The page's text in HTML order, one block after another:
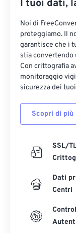
I tuoi dati,
Noi di
proteggiamo. Il
garantisce che i
stia convertendo
Con crittografia
monitoraggio
sicurezza dei
Scopri di più
SSL/
Dati
Centri